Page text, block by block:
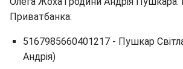
Приватбанка:
5167985660401217 - Пушкар
Андрія)